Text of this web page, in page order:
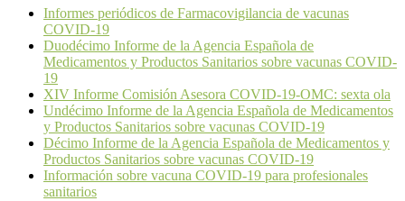
Informes periódicos de Farmacovigilancia de vacunas
COVID-19
Duodécimo Informe de la Agencia Española de
Medicamentos y Productos Sanitarios sobre vacunas COVID-
19
XIV Informe Comisión Asesora COVID-19-OMC: sexta ola
Undécimo Informe de la Agencia Española de Medicamentos
y Productos Sanitarios sobre vacunas COVID-19
Décimo Informe de la Agencia Española de Medicamentos y
Productos Sanitarios sobre vacunas COVID-19
Información sobre vacuna COVID-19 para profesionales
sanitarios